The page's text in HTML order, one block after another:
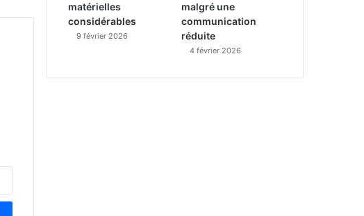
matérielles
considérables
9 février 2026
malgré une
communication
réduite
4 février 2026